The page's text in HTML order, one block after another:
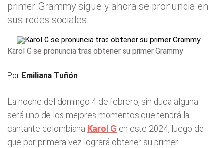
primer Grammy sigue y ahora se pronuncia en
sus redes sociales.
Karol G se pronuncia tras obtener su primer Grammy
Por Emiliana Tuñón
La noche del domingo 4 de febrero, sin duda alguna
será uno de los mejores momentos que tendrá la
cantante colombiana Karol G en este 2024, luego de
que por primera vez logrará obtener su primer